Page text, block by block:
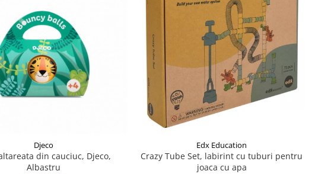
Djeco
din cauciuc, Djeco,
Albastru
Edx Education
Crazy Tube Set, labirint cu tuburi pentru
joaca cu apa